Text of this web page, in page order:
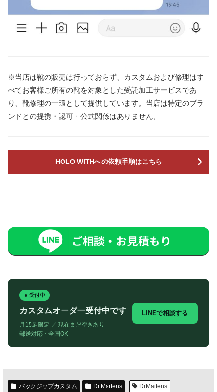
※当店は靴の販売は行っておらず、カスタムおよび修理はす
べてお客様ご所有の靴を対象とした受託加工サービスであ
り、靴修理の一環として提供しています。当店は特定のブラ
ンドとの提携・認可・公式関係はありません。
HOLO WITHへの依頼手順はこちら
● 受付中
カスタムオーダー受付中です
月15足限定 ／ 現在まだ空きあり
郵送対応・全国OK
LINEで相談する
バックジップカスタム Dr.Martens
DrMartens